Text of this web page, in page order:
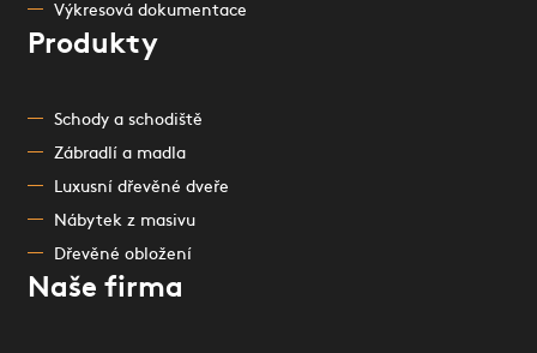
Výkresová dokumentace
Produkty
Schody a schodiště
Zábradlí a madla
Luxusní dřevěné dveře
Nábytek z masivu
Dřevěné obložení
Naše firma